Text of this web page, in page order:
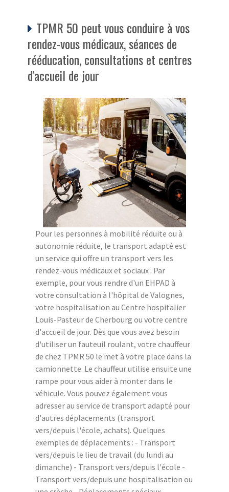
TPMR 50 peut vous conduire à vos
rendez-vous médicaux, séances de
rééducation, consultations et centres
d'accueil de jour
Pour les personnes à mobilité réduite ou à
autonomie réduite, le transport adapté est
un service qui offre un transport vers les
rendez-vous médicaux et sociaux . Par
exemple, pour vous rendre d'un EHPAD à
votre consultation à l'hôpital de Valognes,
votre hospitalisation au Centre hospitalier
Louis-Pasteur de Cherbourg ou votre centre
d'accueil de jour. Dès que vous avez besoin
d'utiliser un fauteuil roulant, votre chauffeur
de chez TPMR 50 le met à votre place dans la
camionnette. Le chauffeur utilise ensuite une
rampe pour vous aider à monter dans le
véhicule. Vous pouvez également vous
adresser au service de transport adapté pour
d'autres déplacements (transport
vers/depuis l'école, achats). Quelques
exemples de déplacements : - Transport
vers/depuis le lieu de travail (du lundi au
dimanche) - Transport vers/depuis l'école -
Transport vers/depuis une hospitalisation ou